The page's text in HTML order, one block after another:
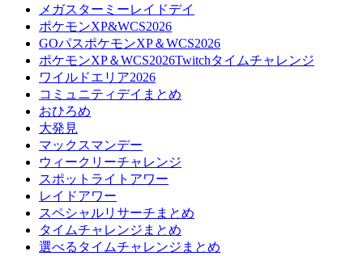
メガスターミーレイドデイ
ポケモンXP&WCS2026
GOパスポケモンXP＆WCS2026
ポケモンXP＆WCS2026Twitchタイムチャレンジ
ワイルドエリア2026
コミュニティデイまとめ
おひろめ
大発見
マックスマンデー
ウィークリーチャレンジ
スポットライトアワー
レイドアワー
スペシャルリサーチまとめ
タイムチャレンジまとめ
選べるタイムチャレンジまとめ